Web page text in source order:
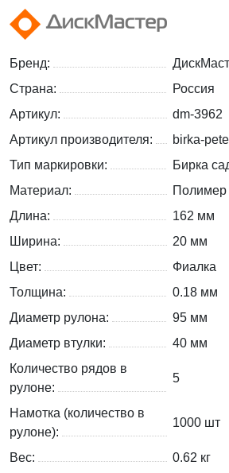
Бренд:
Страна:
Россия
Артикул:
dm-3962
Артикул производителя:
birka-
Тип маркировки:
Бирка
Материал:
Полимер
Длина:
162 мм
Ширина:
20 мм
Цвет:
Фиалка
Толщина:
0.18 мм
Диаметр рулона:
95 мм
Диаметр втулки:
40 мм
Количество рядов в
рулоне:
5
Намотка (количество в
рулоне):
1000 шт
Вес: 0.62 кг